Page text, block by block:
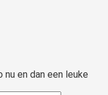
en dan een leuke